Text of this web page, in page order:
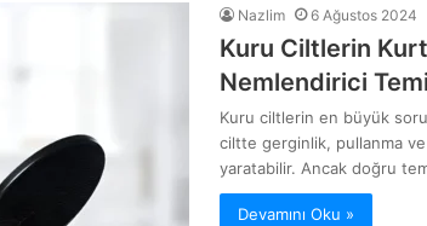
Nazlim 6 Ağustos 2024
Kuru Ciltlerin
Nemlendirici
Kuru ciltlerin en büyük
ciltte gerginlik, pullanma ve
yaratabilir. Ancak doğru
Devamını Oku »